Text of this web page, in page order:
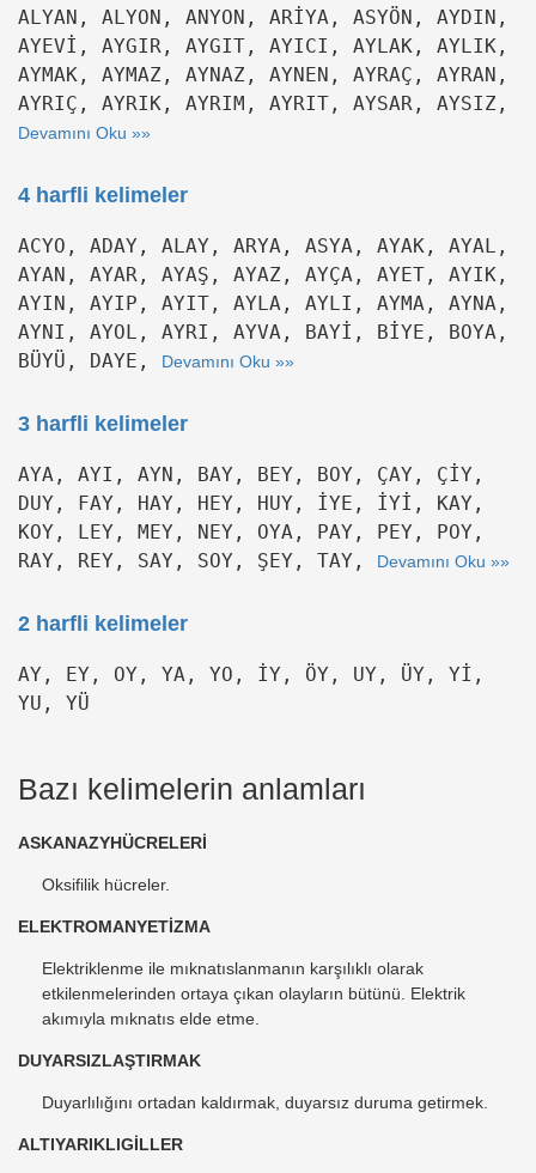
ALYAN, ALYON, ANYON, ARİYA, ASYÖN, AYDIN,
AYEVİ, AYGIR, AYGIT, AYICI, AYLAK, AYLIK,
AYMAK, AYMAZ, AYNAZ, AYNEN, AYRAÇ, AYRAN,
AYRIÇ, AYRIK, AYRIM, AYRIT, AYSAR, AYSIZ,
Devamını Oku »»
4 harfli kelimeler
ACYO, ADAY, ALAY, ARYA, ASYA, AYAK, AYAL,
AYAN, AYAR, AYAŞ, AYAZ, AYÇA, AYET, AYIK,
AYIN, AYIP, AYIT, AYLA, AYLI, AYMA, AYNA,
AYNI, AYOL, AYRI, AYVA, BAYİ, BİYE, BOYA,
BÜYÜ, DAYE,
Devamını Oku »»
3 harfli kelimeler
AYA, AYI, AYN, BAY, BEY, BOY, ÇAY, ÇİY,
DUY, FAY, HAY, HEY, HUY, İYE, İYİ, KAY,
KOY, LEY, MEY, NEY, OYA, PAY, PEY, POY,
RAY, REY, SAY, SOY, ŞEY, TAY,
Devamını Oku »»
2 harfli kelimeler
AY, EY, OY, YA, YO, İY, ÖY, UY, ÜY, Yİ,
YU, YÜ
Bazı kelimelerin anlamları
ASKANAZYHÜCRELERİ
Oksifilik hücreler.
ELEKTROMANYETİZMA
Elektriklenme ile mıknatıslanmanın karşılıklı olarak
etkilenmelerinden ortaya çıkan olayların bütünü. Elektrik
akımıyla mıknatıs elde etme.
DUYARSIZLAŞTIRMAK
Duyarlılığını ortadan kaldırmak, duyarsız duruma getirmek.
ALTIYARIKLIGİLLER